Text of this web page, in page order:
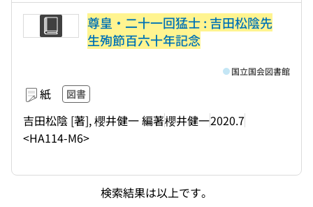
尊皇・二十一回猛士 : 吉田松陰先
生殉節百六十年記念
紙 図書
吉田松陰 [著], 櫻井健一 編著櫻井健一2020.7
<HA114-M6>
国立国会図書館
検索結果は以上です。